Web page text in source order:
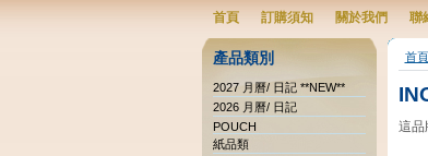
首頁 訂購須知 關於我們 聯
產品類別
2027 月曆/ 日記 **NEW**
2026 月曆/ 日記
POUCH
紙品類
首頁
這品